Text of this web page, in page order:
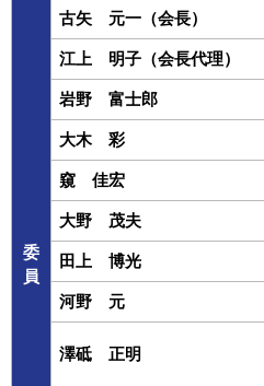
委
員
古矢 元一（会長）
江上 明子（会長代理）
岩野 富士郎
大木 彩
窺 佳宏
大野 茂夫
田上 博光
河野 元
澤砥 正明